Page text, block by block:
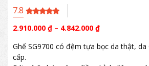
7.8
2.910.000 ₫ – 4.842.000 ₫
Ghế SG9700 có đệm tựa bọc da thật, da
cấp.